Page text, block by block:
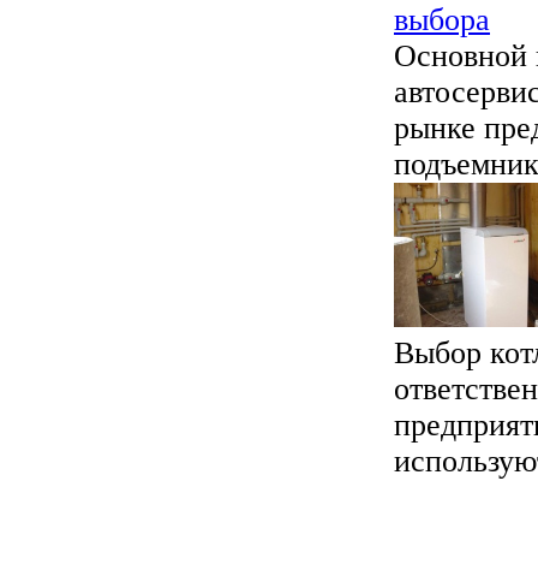
выбора
Основной
рынке
Выбор